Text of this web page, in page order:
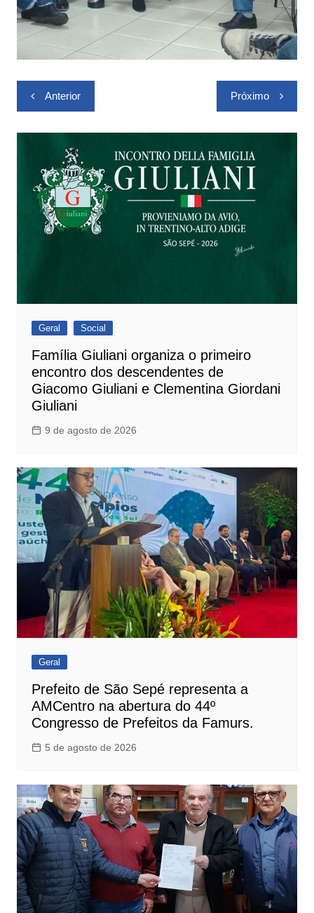
Navegação
de
Post
Anterior Próximo
Geral Social
Família Giuliani organiza o primeiro
encontro dos descendentes de
Giacomo Giuliani e Clementina Giordani
Giuliani
9 de agosto de 2026
Geral
Prefeito de São Sepé representa a
AMCentro na abertura do 44º
Congresso de Prefeitos da Famurs.
5 de agosto de 2026